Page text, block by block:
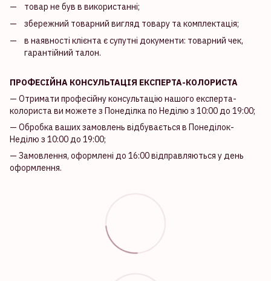
товар не був в використанні;
збережний товарний вигляд товару та комплектація;
в наявності клієнта є супутні документи: товарний чек,
гарантійний талон.
ПРОФЕСІЙНА КОНСУЛЬТАЦІЯ ЕКСПЕРТА-КОЛОРИСТА
— Отримати професійну консультацію нашого експерта-
колориста ви можете з Понеділка по Неділю з 10:00 до 19:00;
— Обробка ваших замовлень відбувається в Понеділок-
Неділю з 10:00 до 19:00;
— Замовлення, оформлені до 16:00 відправляються у день
оформлення.